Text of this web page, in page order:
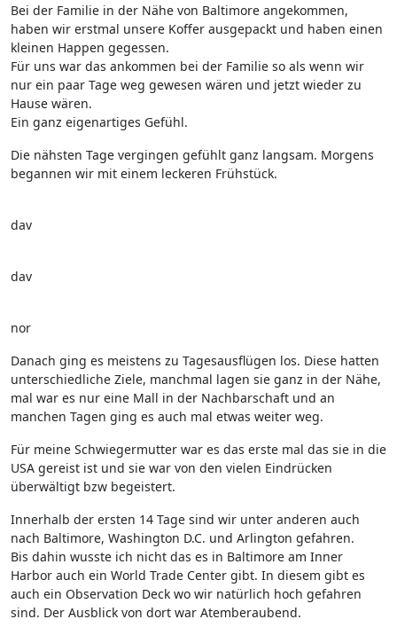
Bei der Familie in der Nähe von Baltimore angekommen,
haben wir erstmal unsere Koffer ausgepackt und haben einen
kleinen Happen gegessen.
Für uns war das ankommen bei der Familie so als wenn wir
nur ein paar Tage weg gewesen wären und jetzt wieder zu
Hause wären.
Ein ganz eigenartiges Gefühl.
Die nähsten Tage vergingen gefühlt ganz langsam. Morgens
begannen wir mit einem leckeren Frühstück.
dav
dav
nor
Danach ging es meistens zu Tagesausflügen los. Diese hatten
unterschiedliche Ziele, manchmal lagen sie ganz in der Nähe,
mal war es nur eine Mall in der Nachbarschaft und an
manchen Tagen ging es auch mal etwas weiter weg.
Für meine Schwiegermutter war es das erste mal das sie in die
USA gereist ist und sie war von den vielen Eindrücken
überwältigt bzw begeistert.
Innerhalb der ersten 14 Tage sind wir unter anderen auch
nach Baltimore, Washington D.C. und Arlington gefahren.
Bis dahin wusste ich nicht das es in Baltimore am Inner
Harbor auch ein World Trade Center gibt. In diesem gibt es
auch ein Observation Deck wo wir natürlich hoch gefahren
sind. Der Ausblick von dort war Atemberaubend.